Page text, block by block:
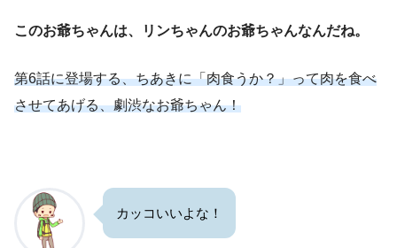
このお爺ちゃんは、リンちゃんのお爺ちゃんなんだね。
第6話に登場する、ちあきに「肉食うか？」って肉を食べ
させてあげる、劇渋なお爺ちゃん！
カッコいいよな！